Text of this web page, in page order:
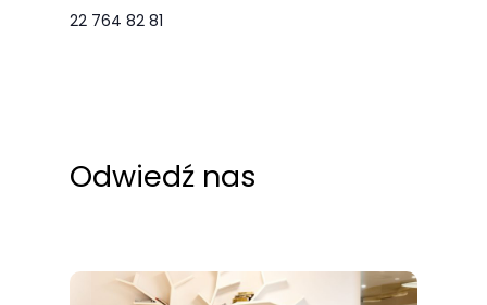
22 764 82 81
Odwiedź nas